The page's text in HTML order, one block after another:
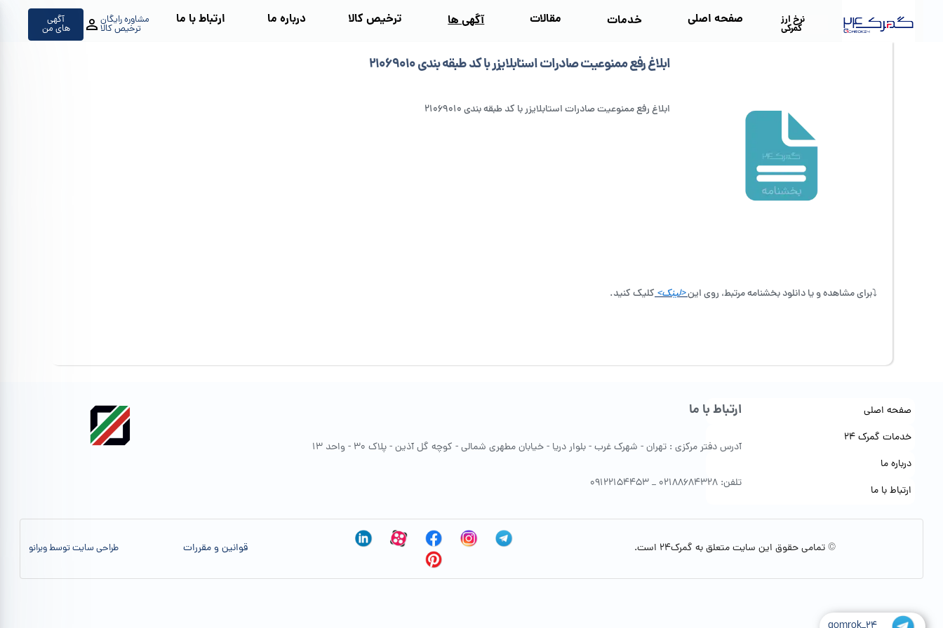
نرخ ارز
گمرکی
صفحه اصلی خدمات مقالات آگهی‌ ها ترخیص کالا درباره ما ارتباط با ما مشاوره رایگان
ترخیص کالا
آگهی
های من
ابلاغ رفع ممنوعیت صادرات استابلایزر با کد طبقه بندی ۲۱۰۶۹۰۱۰
ابلاغ رفع ممنوعیت صادرات استابلایزر با کد طبقه بندی ۲۱۰۶۹۰۱۰
⤵️برای مشاهده و یا دانلود بخشنامه مرتبط، روی این<لینک>کلیک کنید.
صفحه اصلی
خدمات گمرک 24
درباره ما
ارتباط با ما
ارتباط با ما
آدرس دفتر مرکزی : تهران - شهرک غرب - بلوار دریا - خیابان مطهری شمالی - کوچه گل آذین - پلاک 30 - واحد 13
تلفن: 02188684328 _ 09122154453
© تمامی حقوق این سایت متعلق به گمرک24 است. قوانین و مقررات طراحی سایت توسط وبرانو